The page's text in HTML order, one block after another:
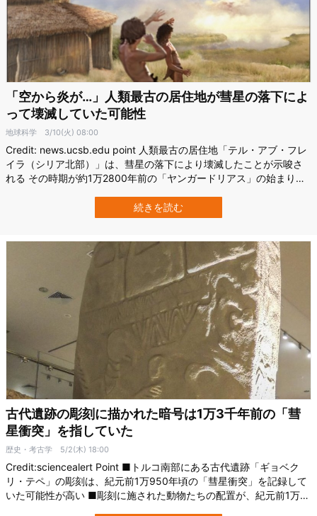
「空から炎が…」人類最古の居住地が彗星の落下によ
って壊滅していた可能性
地球科学 3/10(火) 08:00
Credit: news.ucsb.edu point 人類最古の居住地「テル・アブ・フレ
イラ（シリア北部）」は、彗星の落下により壊滅したことが示唆さ
れる その時期が約1万2800年前の「ヤンガードリアス」の始まりと
が、彗星の落下にあることを示すものとしても重要 シリア北部にあ
る古代遺跡「テル・アブ・フレイラ」は、人類が居住した世界…
続きを読む
古代遺跡の彫刻に描かれた暗号は1万3千年前の「彗
星衝突」を指していた
歴史・考古学 5/2(木) 18:00
Credit:sciencealert Point ■トルコ南部にある古代遺跡「ギョベク
リ・テペ」の彫刻は、紀元前1万950年頃の「彗星衝突」を記録して
いた可能性が高い ■彫刻に施された動物たちの配置が、紀元前1万